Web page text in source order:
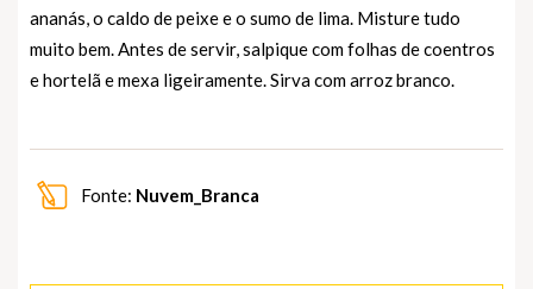
ananás, o caldo de peixe e o sumo de lima. Misture tudo
muito bem. Antes de servir, salpique com folhas de coentros
e hortelã e mexa ligeiramente. Sirva com arroz branco.
Fonte: Nuvem_Branca